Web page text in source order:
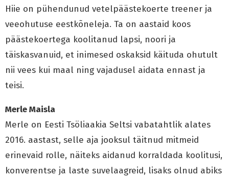
Hiie on pühendunud vetelpäästekoerte treener ja
veeohutuse eestkõneleja. Ta on aastaid koos
päästekoertega koolitanud lapsi, noori ja
täiskasvanuid, et inimesed oskaksid käituda ohutult
nii vees kui maal ning vajadusel aidata ennast ja
teisi.
Merle Maisla
Merle on Eesti Tsöliaakia Seltsi vabatahtlik alates
2016. aastast, selle aja jooksul täitnud mitmeid
erinevaid rolle, näiteks aidanud korraldada koolitusi,
konverentse ja laste suvelaagreid, lisaks olnud abiks